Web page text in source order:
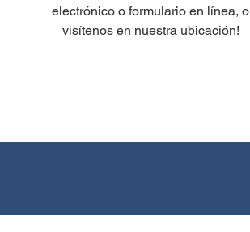
electrónico o formulario en línea, o
visítenos en nuestra ubicación!